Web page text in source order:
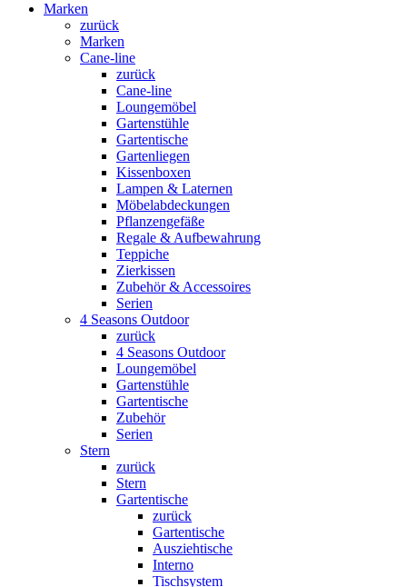
Marken
zurück
Marken
Cane-line
zurück
Cane-line
Loungemöbel
Gartenstühle
Gartentische
Gartenliegen
Kissenboxen
Lampen & Laternen
Möbelabdeckungen
Pflanzengefäße
Regale & Aufbewahrung
Teppiche
Zierkissen
Zubehör & Accessoires
Serien
4 Seasons Outdoor
zurück
4 Seasons Outdoor
Loungemöbel
Gartenstühle
Gartentische
Zubehör
Serien
Stern
zurück
Stern
Gartentische
zurück
Gartentische
Ausziehtische
Interno
Tischsystem